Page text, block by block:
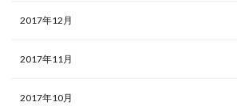
2017年12月
2017年11月
2017年10月